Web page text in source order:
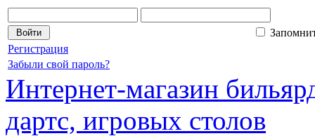
Регистрация
Забыли свой пароль?
Интернет-магазин
дартс, игровых столов